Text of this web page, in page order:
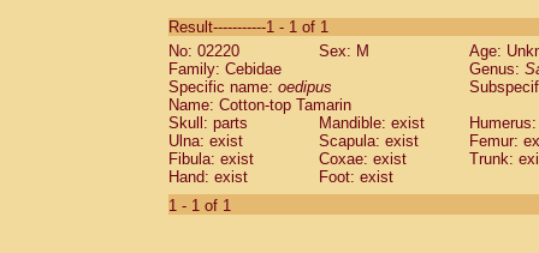
CebidaeSaguinus labiatus(0)
Cebidae Saguinus leucopus (0)
Cebidae
CebidaeSaguinus mystax
Cebidae Saguinus nigricollis (0)
Cebidae Saguinus oedipus
Cebidae Saguinus weddelli
Cebidae Saguinusspp.
Cebidae
Result-----------1 - 1 of 1
No: 02220
Sex: M
Age:
Family: Cebidae
Genus:
Specific name: oedipus
Name: Cotton-top Tamarin
Skull: parts
Mandible: exist
Ulna: exist
Scapula: exist
Femur:
Fibula: exist
Coxae: exist
Trunk:
Hand: exist
Foot: exist
1 - 1 of 1